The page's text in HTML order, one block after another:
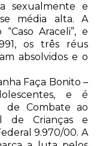
sexualmente e
média alta. A
Araceli”, e
os três réus
absolvidos e o
Faça Bonito –
e é
de Combate ao
de Crianças e
9.970/00. A